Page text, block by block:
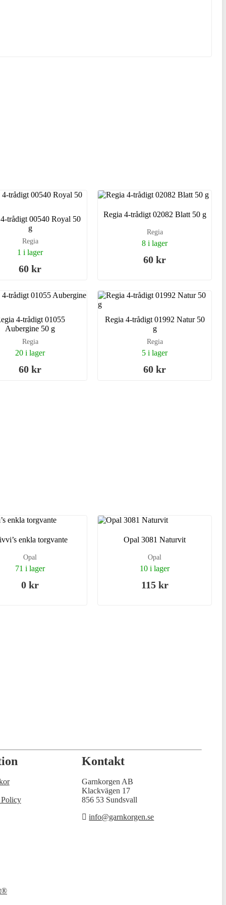
trådigt 00540 Royal 50
g
Regia
1 i lager
60 kr
Regia 4-trådigt 02082 Blatt 50 g
Regia
8 i lager
60 kr
4-trådigt 01055
Aubergine 50 g
Regia
20 i lager
60 kr
Regia 4-trådigt 01992 Natur 50
g
Regia
5 i lager
60 kr
enkla torgvante
Opal
71 i lager
0 kr
Opal 3081 Naturvit
Opal
10 i lager
115 kr
Kontakt
Garnkorgen AB
Klackvägen 17
856 53 Sundsvall
info@garnkorgen.se